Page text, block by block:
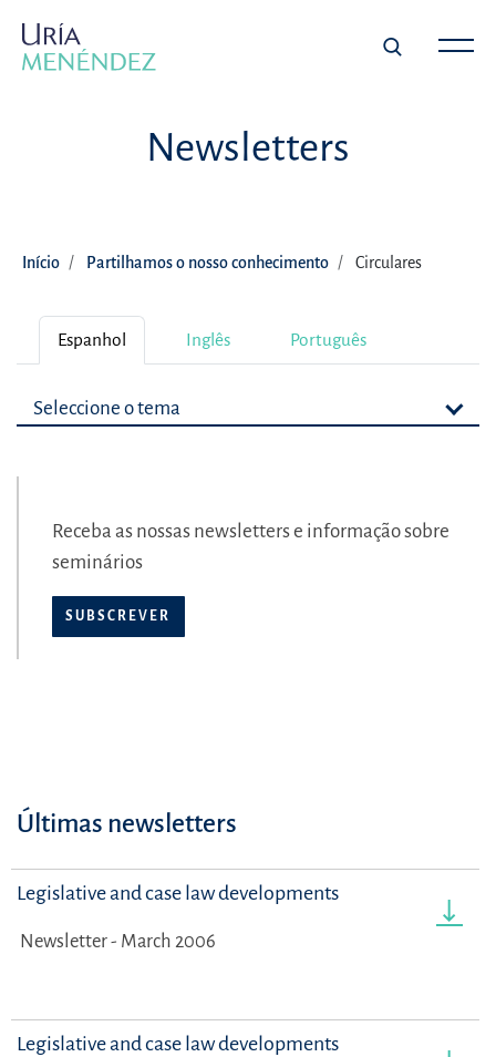
Newsletters
Início Partilhamos o nosso conhecimento Circulares
Espanhol Inglês Português
Seleccione o tema
Receba as nossas newsletters e informação sobre
seminários
SUBSCREVER
Últimas newsletters
Legislative and case law developments
Newsletter - March 2006
Legislative and case law developments